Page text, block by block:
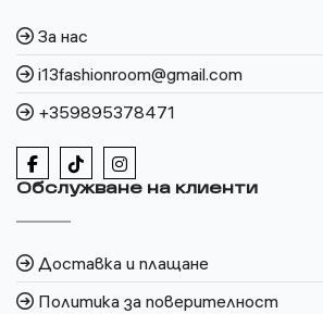
За нас
i13fashionroom@gmail.com
+359895378471
Обслужване на клиенти
Доставка и плащане
Политика за поверителност